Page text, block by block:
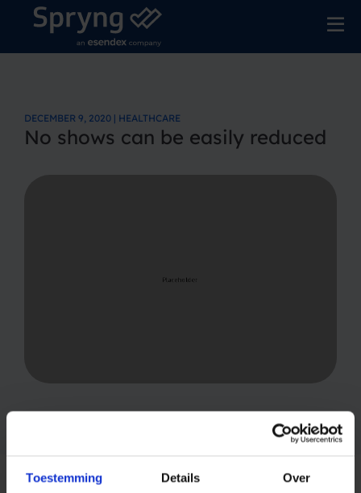
Toestemming Details Over
DECEMBER 9, 2020 | HEALTHCARE
No shows can be easily reduced